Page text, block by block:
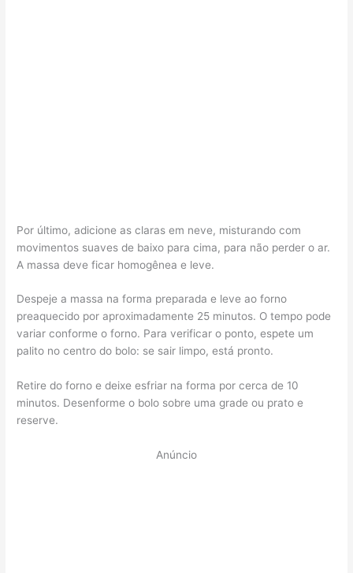
Por último, adicione as claras em neve, misturando com
movimentos suaves de baixo para cima, para não perder o ar.
A massa deve ficar homogênea e leve.
Despeje a massa na forma preparada e leve ao forno
preaquecido por aproximadamente 25 minutos. O tempo pode
variar conforme o forno. Para verificar o ponto, espete um
palito no centro do bolo: se sair limpo, está pronto.
Retire do forno e deixe esfriar na forma por cerca de 10
minutos. Desenforme o bolo sobre uma grade ou prato e
reserve.
Anúncio